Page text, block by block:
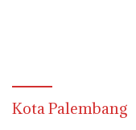
Kota Palembang